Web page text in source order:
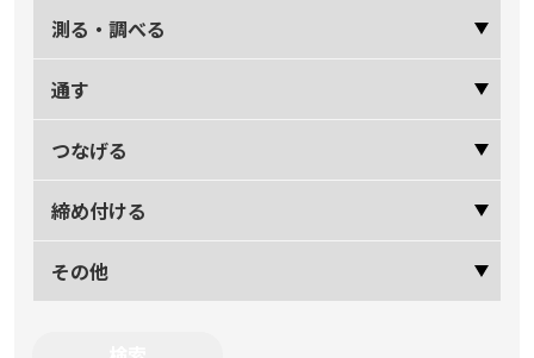
測る・調べる
通す
つなげる
締め付ける
その他